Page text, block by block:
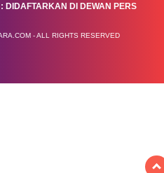
DIDAFTARKAN DI DEWAN PERS
- ALL RIGHTS RESERVED